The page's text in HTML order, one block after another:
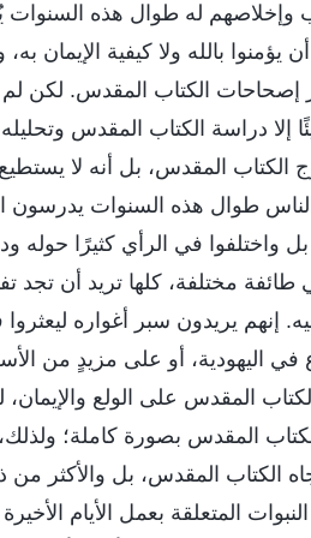
وإخلاصهم له طوال هذه
أن يؤمنوا بالله ولا كيفية الإيمان
إصحاحات الكتاب المقدس.
إلا دراسة الكتاب المقدس
المقدس، بل أنه لا
طوال هذه السنوات يدرسون
واختلفوا في الرأي كثيرًا حوله
طائفة مختلفة، كلها تريد أن
إنهم يريدون سبر أغواره
اليهودية، أو على مزيدٍ من
المقدس على الولع
للكتاب المقدس بصورة كاملة؛
الكتاب المقدس، بل والأكثر من
المتعلقة بعمل الأيام